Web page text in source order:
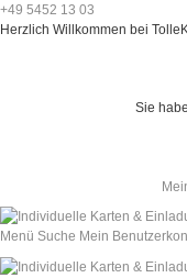
+49 5452 13 03
Herzlich Willkommen bei
Sie
Menü Suche Mein